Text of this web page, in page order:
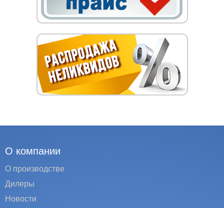
О компании
О производстве
Дилеры
Новости